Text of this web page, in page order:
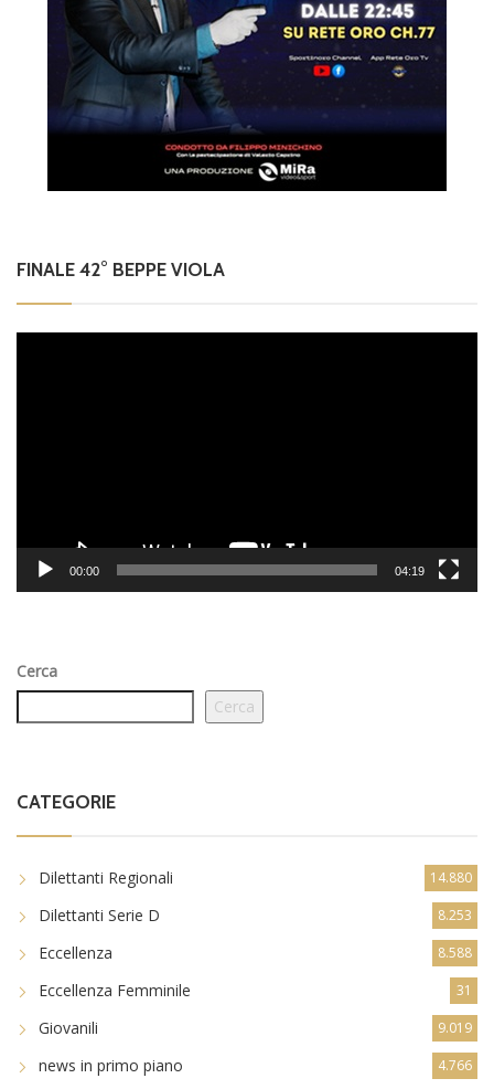
FINALE 42° BEPPE VIOLA
00:00 04:19
Cerca
Cerca
CATEGORIE
Dilettanti Regionali 14.880
Dilettanti Serie D 8.253
Eccellenza 8.588
Eccellenza Femminile 31
Giovanili 9.019
news in primo piano 4.766